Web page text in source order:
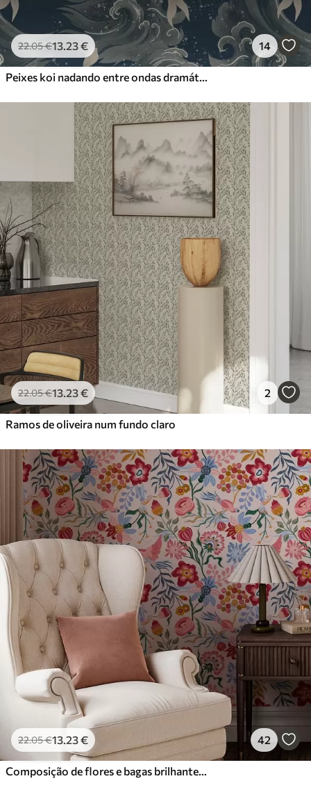
22.05€13.23€ 14
Peixes koi nadando entre ondas dramáticas do oceano
22.05€13.23€ 2
Ramos de oliveira num fundo claro
22.05€13.23€ 42
Composição de flores e bagas brilhantes com papagaios